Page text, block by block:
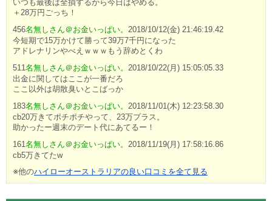
いつも最後は全損するから今日はやめる。
＋28万円ごっち！
456名無しさん＠お金いっぱい。 2018/10/12(金) 21:46:19.42
今短期で15万かけて勝って39万7千円になった
アドレナリンやべえｗｗｗもう辞めとくわ
511名無しさん＠お金いっぱい。 2018/10/22(月) 15:05:05.33
出金に関してはここが一番だろ
ここ以外は胡散臭いとこばっか
183名無しさん＠お金いっぱい。 2018/11/01(木) 12:23:58.30
cb20万きてポチポチやって、23万プラス。
助かったー週末のデート代にあてるー！
161名無しさん＠お金いっぱい。 2018/11/19(月) 17:58:16.86
cb5万きてたw
※他のハイローオーストラリアの良い口コミを全て見る